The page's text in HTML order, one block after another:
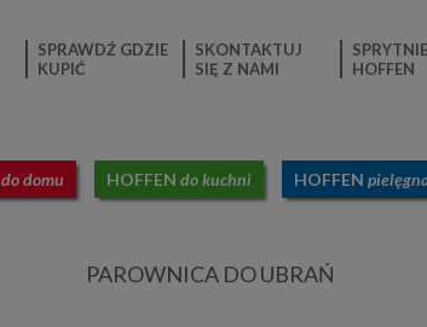
SPRAWDŹ GDZIE
KUPIĆ
SKONTAKTUJ
SIĘ Z NAMI
HOFFEN
do domu HOFFEN do kuchni HOFFEN
PAROWNICA DO UBRAŃ